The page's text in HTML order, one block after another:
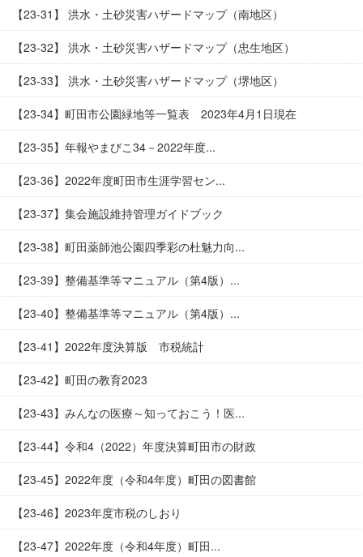
【23-31】 洪水・土砂災害ハザードマップ（南地区）
【23-32】 洪水・土砂災害ハザードマップ（忠生地区）
【23-33】 洪水・土砂災害ハザードマップ（堺地区）
【23-34】町田市公園緑地等一覧表 2023年4月1日現在
【23-35】年報やまびこ34－2022年度...
【23-36】2022年度町田市生涯学習セン...
【23-37】集会施設維持管理ガイドブック
【23-38】町田薬師池公園四季彩の杜魅力向...
【23-39】整備基準等マニュアル（第4版）...
【23-40】整備基準等マニュアル（第4版）...
【23-41】2022年度決算版 市税統計
【23-42】町田の教育2023
【23-43】みんなの医療～知っておこう！医...
【23-44】令和4（2022）年度決算町田市の財政
【23-45】2022年度（令和4年度）町田の図書館
【23-46】2023年度市税のしおり
【23-47】2022年度（令和4年度）町田...